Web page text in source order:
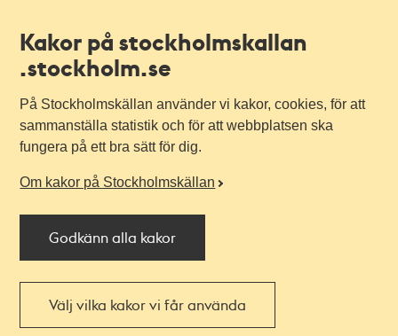
Kakor på stockholmskallan
.stockholm.se
På Stockholmskällan använder vi kakor, cookies, för att
sammanställa statistik och för att webbplatsen ska
fungera på ett bra sätt för dig.
Om kakor på Stockholmskällan
Godkänn alla kakor
Välj vilka kakor vi får använda